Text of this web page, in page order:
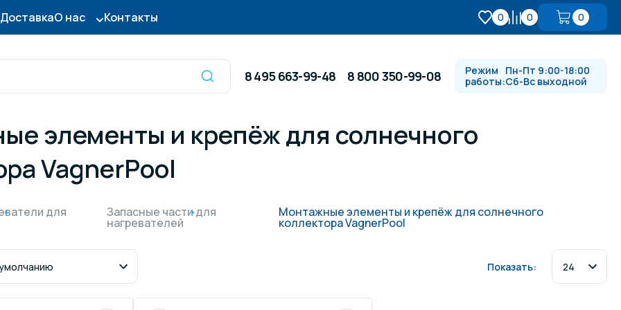
ДоставкаО нас Контакты 0 0 0
Оборудование для
электрооборудование
8 495 663-99-48 8 800 350-99-08
Режим
работы:
Пн-Пт 9:00-18:00
Сб-Вс выходной
элементы и крепёж для солнечного
VagnerPool
для Запасные части для
нагревателей
Монтажные элементы и крепёж для солнечного
коллектора VagnerPool
Показать: